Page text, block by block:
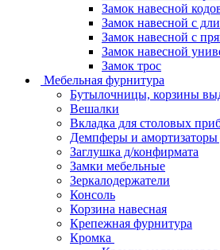
Замок навесной
Замок навесной с
Замок навесной с
Замок навесной
Замок трос
Мебельная фурнитура
Бутылочницы, корзины
Вешалки
Вкладка для столовых
Демпферы и амортизаторы
Заглушка д/конфирмата
Замки мебельные
Зеркалодержатели
Консоль
Корзина навесная
Крепежная фурнитура
Кромка